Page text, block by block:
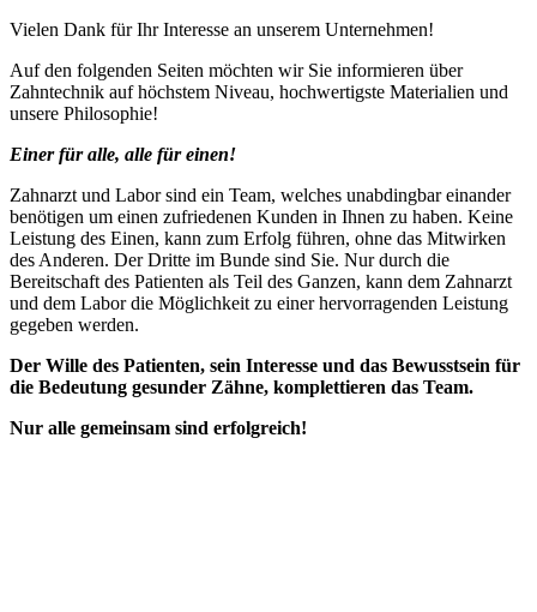
Vielen Dank für Ihr Interesse an unserem Unternehmen!
Auf den folgenden Seiten möchten wir Sie informieren über
Zahntechnik auf höchstem Niveau, hochwertigste Materialien und
unsere Philosophie!
Einer für alle, alle für einen!
Zahnarzt und Labor sind ein Team, welches unabdingbar einander
benötigen um einen zufriedenen Kunden in Ihnen zu haben. Keine
Leistung des Einen, kann zum Erfolg führen, ohne das Mitwirken
des Anderen. Der Dritte im Bunde sind Sie. Nur durch die
Bereitschaft des Patienten als Teil des Ganzen, kann dem Zahnarzt
und dem Labor die Möglichkeit zu einer hervorragenden Leistung
gegeben werden.
Der Wille des Patienten, sein Interesse und das Bewusstsein für
die Bedeutung gesunder Zähne, komplettieren das Team.
Nur alle gemeinsam sind erfolgreich!